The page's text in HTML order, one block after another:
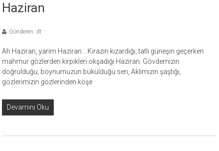
Haziran
Gönderen: dt
Ah Haziran, yarim Haziran… Kirazın kızardığı, tatlı güneşin geçerken
mahmur gözlerden kirpikleri okşadığı Haziran. Gövdemizin
doğrulduğu, boynumuzun büküldüğü sen, Aklımızın şaştığı,
gözlerimizin gözlerinden köşe
Devamını Oku